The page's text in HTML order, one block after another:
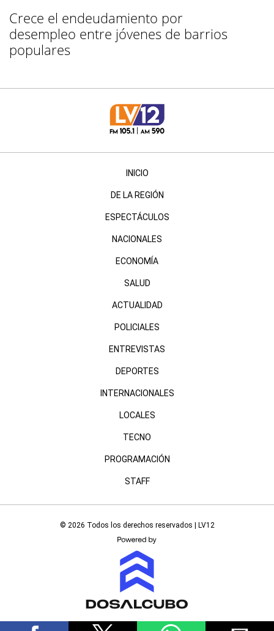
Crece el endeudamiento por
desempleo entre jóvenes de barrios
populares
INICIO
DE LA REGIÓN
ESPECTÁCULOS
NACIONALES
ECONOMÍA
SALUD
ACTUALIDAD
POLICIALES
ENTREVISTAS
DEPORTES
INTERNACIONALES
LOCALES
TECNO
PROGRAMACIÓN
STAFF
© 2026 Todos los derechos reservados | LV12